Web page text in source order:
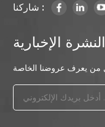
شاركنا :
النشرة الإخبارية